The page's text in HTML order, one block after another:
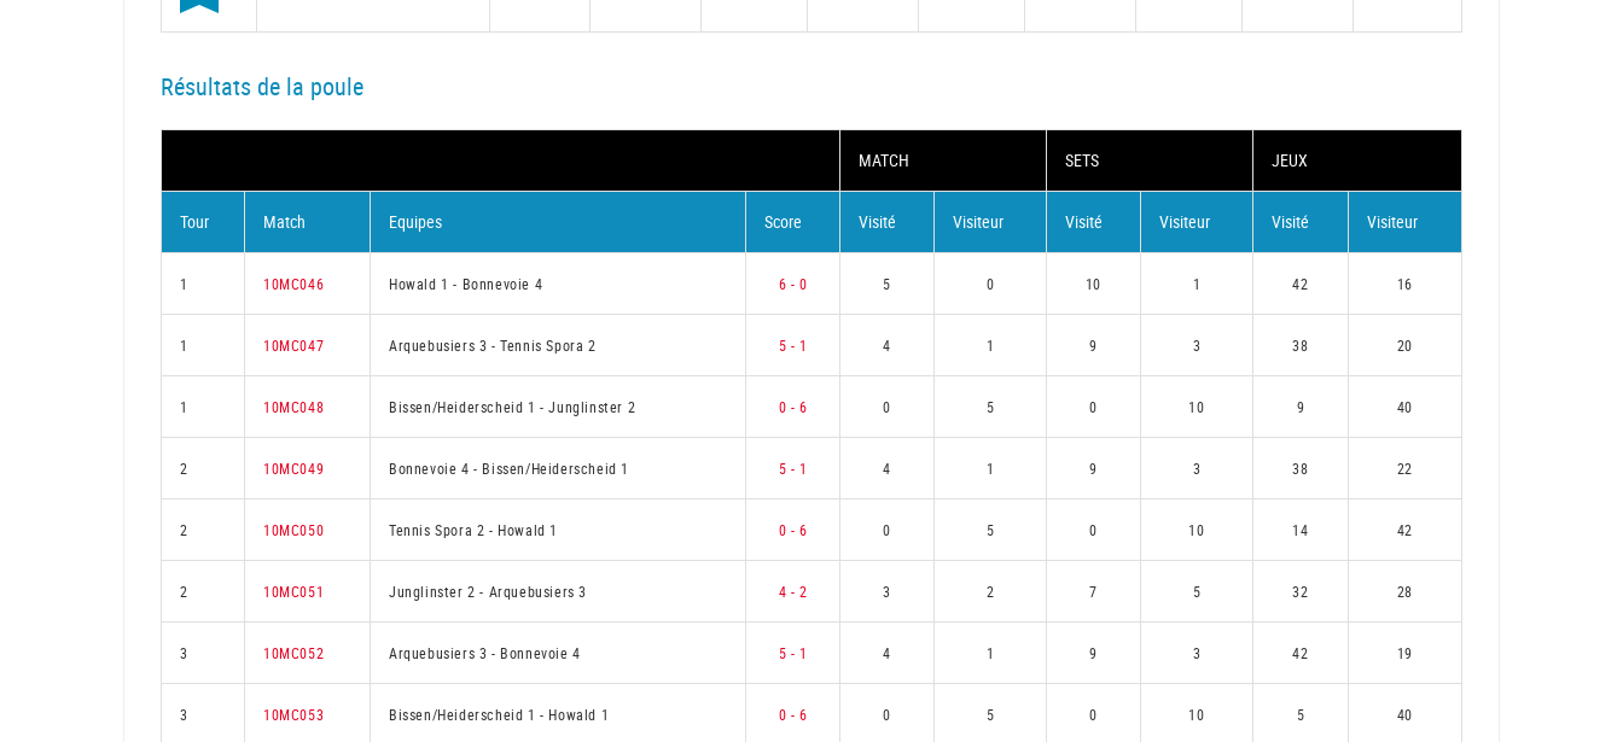
Résultats de la poule
MATCH SETS JEUX
Tour Match Equipes Score Visité Visiteur Visité Visiteur Visité Visiteur
1 10MC046 Howald 1- Bonnevoie 4 6 - 0 5 0 10 1 42 16
1 10MC047 Arquebusiers 3 -Tennis Spora 2 5 - 1 4 1 9 3 38 20
1 10MC048 Bissen/Heiderscheid 1-Junglinster 2 0 - 6 0 5 0 10 9 40
2 10MC049 Bonnevoie 4- Bissen/Heiderscheid 1 5 - 1 4 1 9 3 38 22
2 10MC050 Tennis Spora 2 - Howald 1 0 - 6 0 5 0 10 14 42
2 10MC051 Junglinster 2- Arquebusiers 3 4 - 2 3 2 7 5 32 28
3 10MC052 Arquebusiers 3 - Bonnevoie 4 5 - 1 4 1 9 3 42 19
3 10MC053 Bissen/Heiderscheid 1- Howald 1 0 - 6 0 5 0 10 5 40